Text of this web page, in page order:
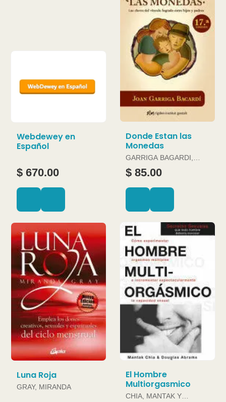
Webdewey en
Español
$ 670.00
Donde Estan las
Monedas
GARRIGA BAGARDI,
JOAN
$ 85.00
Luna Roja
GRAY, MIRANDA
El Hombre
Multiorgasmico
CHIA, MANTAK Y